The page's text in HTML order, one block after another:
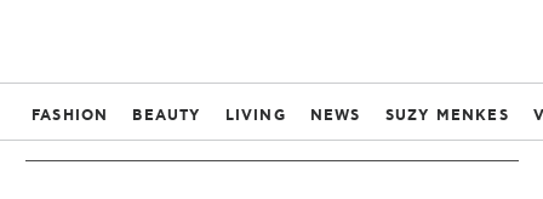
FASHION BEAUTY LIVING NEWS SUZY MENKES